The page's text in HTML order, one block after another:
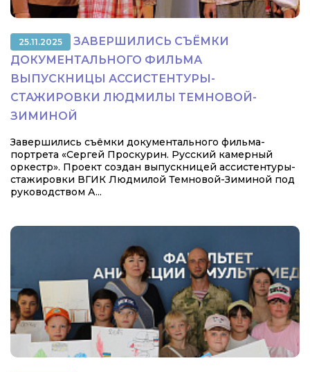
25.11.2025
ЗАВЕРШИЛИСЬ СЪЁМКИ
ДОКУМЕНТАЛЬНОГО ФИЛЬМА
ВЫПУСКНИЦЫ АССИСТЕНТУРЫ-
СТАЖИРОВКИ ЛЮДМИЛЫ ТЕМНОВОЙ-
ЗИМИНОЙ
Завершились съёмки документального фильма-
портрета «Сергей Проскурин. Русский камерный
оркестр». Проект создан выпускницей ассистентуры-
стажировки ВГИК Людмилой Темновой-Зиминой под
руководством А...